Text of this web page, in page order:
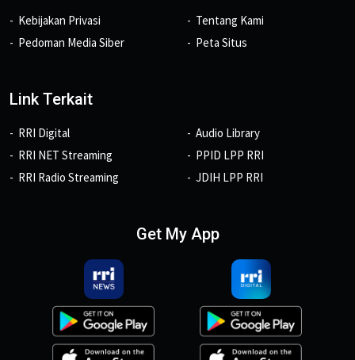
Kebijakan Privasi
Pedoman Media Siber
Tentang Kami
Peta Situs
Link Terkait
RRI Digital
RRI NET Streaming
RRI Radio Streaming
Audio Library
PPID LPP RRI
JDIH LPP RRI
Get My App